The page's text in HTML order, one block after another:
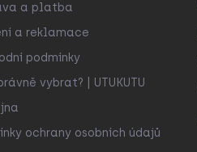
a platba
a reklamace
podmínky
vybrat? | UTUKUTU
ochrany osobních údajů